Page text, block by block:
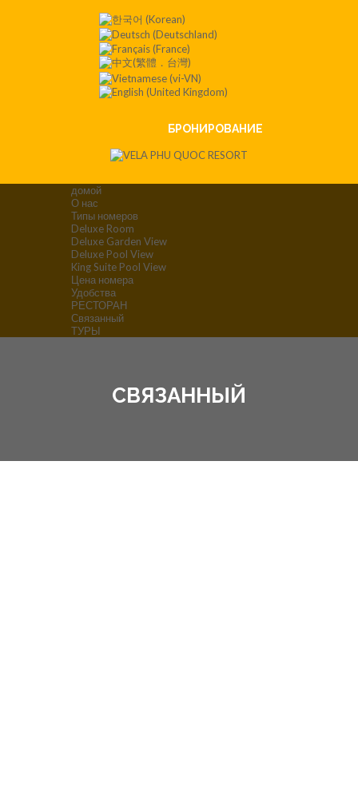
БРОНИРОВАНИЕ
домой
О нас
Типы номеров
Deluxe Room
Deluxe Garden View
Deluxe Pool View
King Suite Pool View
Цена номера
Удобства
РЕСТОРАН
Связанный
ТУРЫ
СВЯЗАННЫЙ